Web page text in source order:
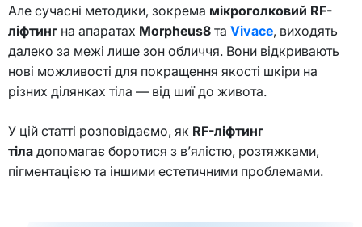
Але сучасні методики, зокрема мікроголковий RF-
ліфтинг на апаратах Morpheus8 та Vivace, виходять
далеко за межі лише зон обличчя. Вони відкривають
нові можливості для покращення якості шкіри на
різних ділянках тіла — від шиї до живота.
У цій статті розповідаємо, як RF-ліфтинг
тіла допомагає боротися з в’ялістю, розтяжками,
пігментацією та іншими естетичними проблемами.